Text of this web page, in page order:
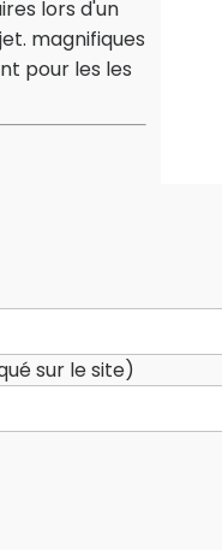
lors d'un
magnifiques
pour les les
sur le site)